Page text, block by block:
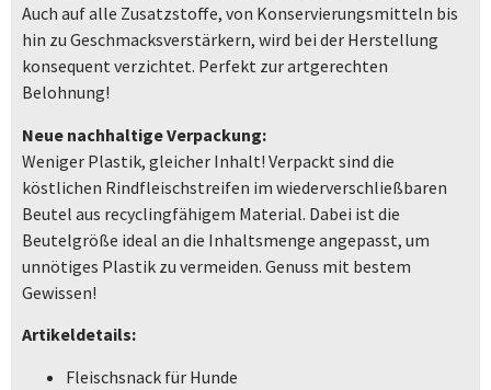
Auch auf alle Zusatzstoffe, von Konservierungsmitteln bis
hin zu Geschmacksverstärkern, wird bei der Herstellung
konsequent verzichtet. Perfekt zur artgerechten
Belohnung!
Neue nachhaltige Verpackung:
Weniger Plastik, gleicher Inhalt! Verpackt sind die
köstlichen Rindfleischstreifen im wiederverschließbaren
Beutel aus recyclingfähigem Material. Dabei ist die
Beutelgröße ideal an die Inhaltsmenge angepasst, um
unnötiges Plastik zu vermeiden. Genuss mit bestem
Gewissen!
Artikeldetails:
Fleischsnack für Hunde